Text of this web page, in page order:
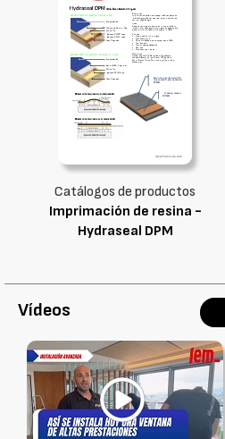
Catálogos de productos
Imprimación de resina -
Hydraseal DPM
Vídeos